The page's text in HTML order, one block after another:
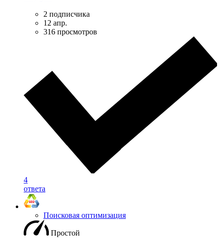
2 подписчика
12 апр.
316 просмотров
4
ответа
Поисковая оптимизация
Простой